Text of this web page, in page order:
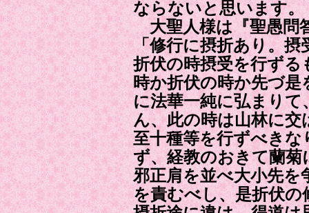
ならないと思います。
大聖人様は『聖愚問
「修行に摂折あり。摂
折伏の時摂受を行ずる
時か折伏の時か先づ是
に法華一純に弘まり
ん、此の時は山林に交
至十種等を行ずべき
ず、経教のおきて蘭
邪正肩を並べ大小先を
を責むべし、是折伏